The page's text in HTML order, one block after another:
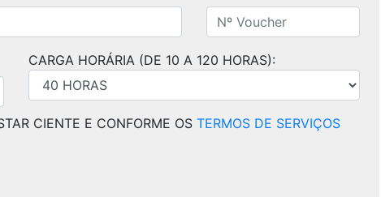
CARGA HORÁRIA (DE 10 A 120 HORAS):
CIENTE E CONFORME OS TERMOS DE SERVIÇOS